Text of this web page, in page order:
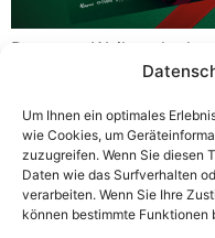
Um Ihnen ein optimales
wie Cookies, um
zuzugreifen. Wenn Sie diesen
Daten wie das Surfverhalten
verarbeiten. Wenn Sie Ihre
können bestimmte Funktionen
Der neue
Geschenkideen ist